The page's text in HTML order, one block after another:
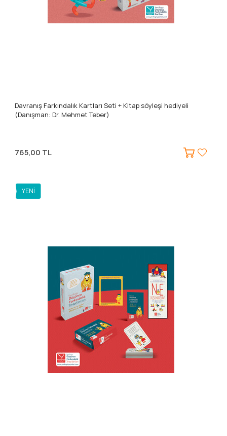
Davranış Farkındalık Kartları Seti + Kitap söyleşi hediyeli
(Danışman: Dr. Mehmet Teber)
765,00 TL
YENI